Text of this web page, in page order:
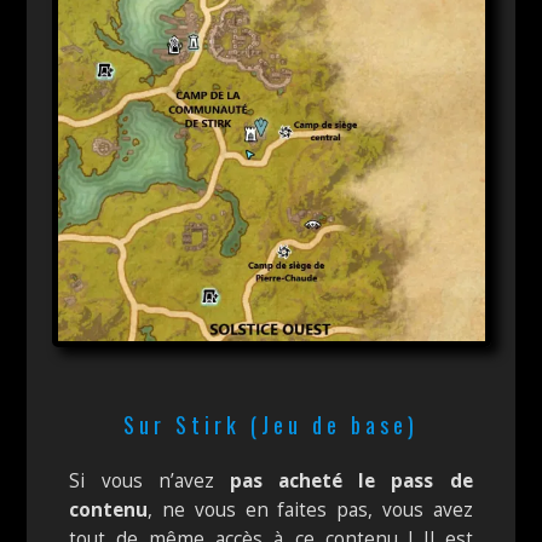
Sur Stirk (Jeu de base)
Si vous n’avez pas acheté le pass de
contenu, ne vous en faites pas, vous avez